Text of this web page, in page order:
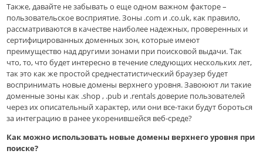
Также, давайте не забывать о еще одном важном факторе –
пользовательское восприятие. Зоны .com и .co.uk, как правило,
рассматриваются в качестве наиболее надежных, проверенных и
сертифицированных доменных зон, которые имеют
преимущество над другими зонами при поисковой выдачи. Так
что, то, что будет интересно в течение следующих нескольких лет,
так это как же простой среднестатистический браузер будет
воспринимать новые домены верхнего уровня. Завоюют ли такие
доменные зоны как .shop , .pub и .rentals доверие пользователей
через их описательный характер, или они все-таки будут бороться
за интеграцию в ранее укоренившейся веб-среде?
Как можно использовать новые домены верхнего уровня при
поиске?